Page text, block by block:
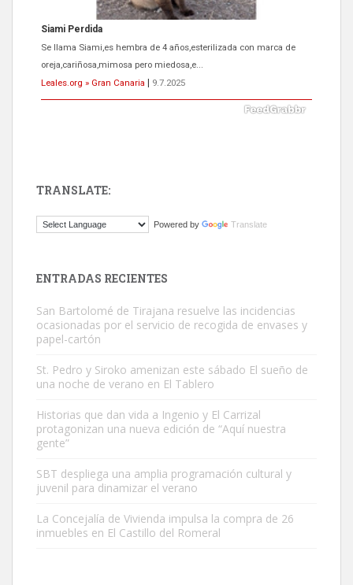
ADOPCIÓN URGENTE GATA TEROR GRAN CANARIA
El ayuntamiento se va a llevar a Los Gatos callejeros de la zona los
próximos días, ella incluida...
Gato manso encontrado
Adopción urgente
Busco adopción responsable para mi perra. Pastor alemán,
hembra, 4 años. Por motivos personales ...
Leales.org » Gran Canaria | 6.7.2025
TRANSLATE:
Powered by Translate
ENTRADAS RECIENTES
San Bartolomé de Tirajana resuelve las incidencias
ocasionadas por el servicio de recogida de envases y
papel-cartón
St. Pedro y Siroko amenizan este sábado El sueño de
una noche de verano en El Tablero
Historias que dan vida a Ingenio y El Carrizal
protagonizan una nueva edición de “Aquí nuestra
gente”
SBT despliega una amplia programación cultural y
juvenil para dinamizar el verano
La Concejalía de Vivienda impulsa la compra de 26
inmuebles en El Castillo del Romeral